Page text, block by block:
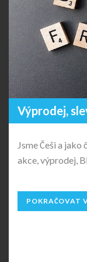
Výprodej,
Jsme Češi a
akce, výprodej,
POKRAČOVAT